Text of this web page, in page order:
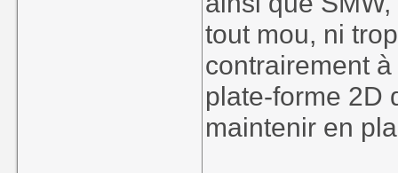
tout mou, ni
contrairement
plate-forme 2D
maintenir en